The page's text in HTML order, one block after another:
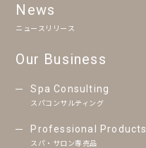
News
ニュースリリース
Our Business
Spa Consulting
スパコンサルティング
Professional Products
スパ・サロン専売品